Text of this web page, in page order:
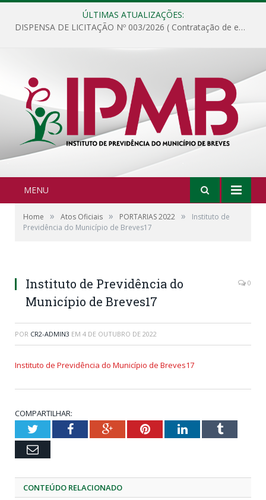
ÚLTIMAS ATUALIZAÇÕES:
DISPENSA DE LICITAÇÃO Nº 003/2026 ( Contratação de empresa para fornecimento de gêneros alimentícios não perecíveis, materiais de expediente, descartáveis, copa e cozinha, para análise e posterior publicação.)
MENU
Home » Atos Oficiais » PORTARIAS 2022 »
Instituto de
Previdência do Município de Breves17
Instituto de Previdência do
Município de Breves17
0
POR CR2-ADMIN3 EM 4 DE OUTUBRO DE 2022
Instituto de Previdência do Município de Breves17
COMPARTILHAR:
TwitterFacebookGoogle+PinterestLinkedInTumblr
Email
CONTEÚDO RELACIONADO